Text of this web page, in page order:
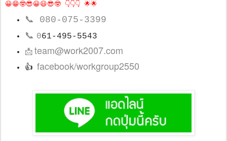
😀😁🤓😎😀😃😎🤓 👇👇👇 🌟🌟
📞 080-075-3399
📞 061-495-5543
📩team@work2007.com
👍 facebook/workgroup2550